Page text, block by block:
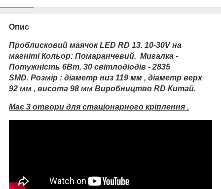
Опис
Проблисковий маячок LED RD 13. 10-30V на
магнітіКольор: Помаранчевий. Мигалка -
Потужність 6Вт. 30 світлодіодів - 2835
SMD. Розмір : діаметр низ 119 мм , діаметр верх
92 мм , висота 98 мм Виробництво RD Китай.
Має 3 отвори для стаціонарного кріплення .